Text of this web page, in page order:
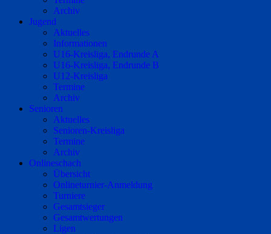
Archiv
Jugend
Aktuelles
Informationen
U16-Kreisliga, Endrunde A
U16-Kreisliga, Endrunde B
U12-Kreisliga
Termine
Archiv
Senioren
Aktuelles
Senioren-Kreisliga
Termine
Archiv
Onlineschach
Übersicht
Onlineturnier-Anmeldung
Turniere
Gesamtsieger
Gesamtwertungen
Ligen